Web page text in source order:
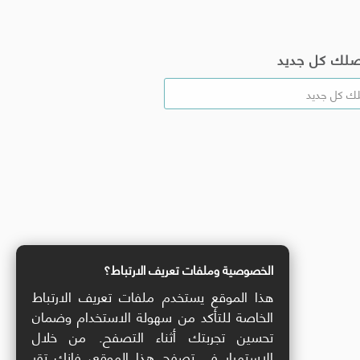
كل جديد
الخصوصية وملفات تعريف الارتباط؟
هذا الموقع يستخدم ملفات تعريف الارتباط
الخاصة للتأكد من سهولة الاستخدام وضمان
تحسين تجربتك أثناء التصفح. من خلال